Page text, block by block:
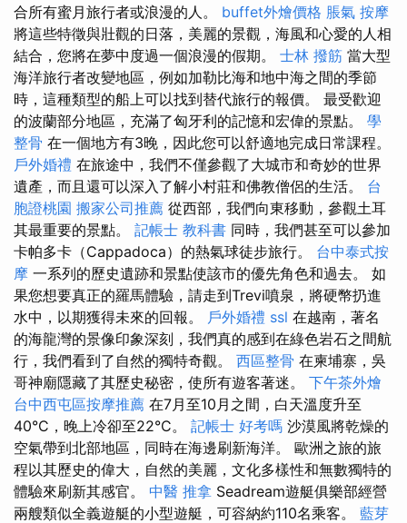
合所有蜜月旅行者或浪漫的人。 buffet外燴價格 脹氣 按摩
將這些特徵與壯觀的日落，美麗的景觀，海風和心愛的人相
結合，您將在夢中度過一個浪漫的假期。 士林 撥筋 當大型
海洋旅行者改變地區，例如加勒比海和地中海之間的季節
時，這種類型的船上可以找到替代旅行的報價。 最受歡迎
的波蘭部分地區，充滿了匈牙利的記憶和宏偉的景點。 學
整骨 在一個地方有3晚，因此您可以舒適地完成日常課程。
戶外婚禮 在旅途中，我們不僅參觀了大城市和奇妙的世界
遺產，而且還可以深入了解小村莊和佛教僧侶的生活。 台
胞證桃園 搬家公司推薦 從西部，我們向東移動，參觀土耳
其最重要的景點。 記帳士 教科書 同時，我們甚至可以參加
卡帕多卡（Cappadoca）的熱氣球徒步旅行。 台中泰式按
摩 一系列的歷史遺跡和景點使該市的優先角色和過去。 如
果您想要真正的羅馬體驗，請走到Trevi噴泉，將硬幣扔進
水中，以期獲得未來的回報。 戶外婚禮 ssl 在越南，著名
的海龍灣的景像印象深刻，我們真的感到在綠色岩石之間航
行，我們看到了自然的獨特奇觀。 西區整骨 在柬埔寨，吳
哥神廟隱藏了其歷史秘密，使所有遊客著迷。 下午茶外燴
台中西屯區按摩推薦 在7月至10月之間，白天溫度升至
40°C，晚上冷卻至22°C。 記帳士 好考嗎 沙漠風將乾燥的
空氣帶到北部地區，同時在海邊刷新海洋。 歐洲之旅的旅
程以其歷史的偉大，自然的美麗，文化多樣性和無數獨特的
體驗來刷新其感官。 中醫 推拿 Seadream遊艇俱樂部經營
兩艘類似全義遊艇的小型遊艇，可容納約110名乘客。 藍芽